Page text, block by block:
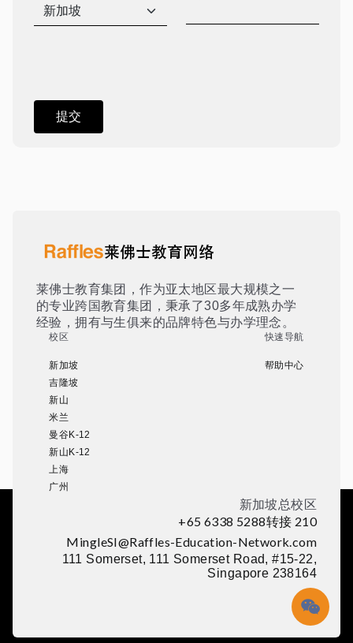
莱佛士教育集团，作为亚太地区最大规模之一
的专业跨国教育集团，秉承了30多年成熟办学
经验，拥有与生俱来的品牌特色与办学理念。
校区
新加坡
吉隆坡
新山
米兰
曼谷K-12
新山K-12
上海
广州
快速导航
帮助中心
新加坡总校区
+65 6338 5288转接 210
MingleSI@Raffles-Education-Network.com
111 Somerset, 111 Somerset Road, #15-22,
Singapore 238164